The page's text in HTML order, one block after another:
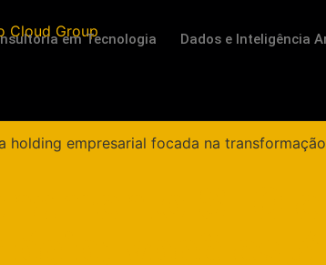
em Tecnologia Dados e Inteligência